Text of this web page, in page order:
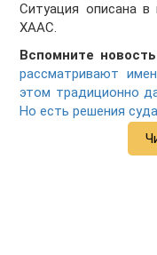
Ситуация описана в
ХААС.
Вспомните
рассматривают
этом традиционно
Но есть решения